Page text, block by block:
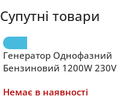
Супутні товари
Генератор Однофазний
Бензиновий 1200W 230V
Джерело Енергії для
Немає в наявності